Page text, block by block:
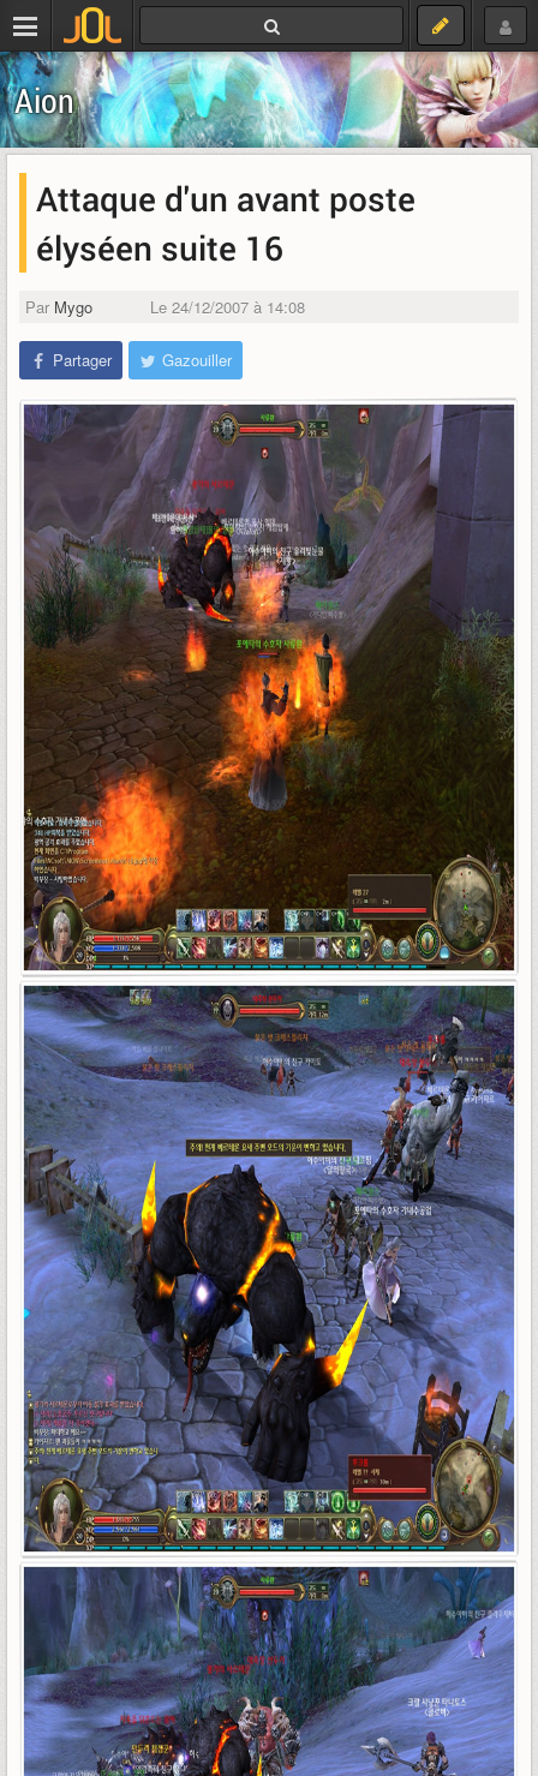
Aion
Attaque d'un avant poste
élyséen suite 16
Par Mygo Le 24/12/2007 à 14:08
Partager Gazouiller